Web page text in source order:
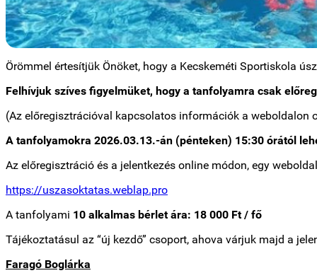
Örömmel értesítjük Önöket, hogy a Kecskeméti Sportiskola
Felhívjuk szíves figyelmüket, hogy a tanfolyamra csak
(Az előregisztrációval kapcsolatos információk a weboldalon
A tanfolyamokra 2026.03.13.-án (pénteken) 15:30 órától
Az előregisztráció és a jelentkezés online módon, egy
https://uszasoktatas.weblap.pro
A tanfolyami 10 alkalmas bérlet ára: 18 000 Ft / fő
Tájékoztatásul az “új kezdő” csoport, ahova várjuk majd a
Faragó Boglárka